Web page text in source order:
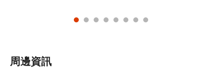
周邊資訊